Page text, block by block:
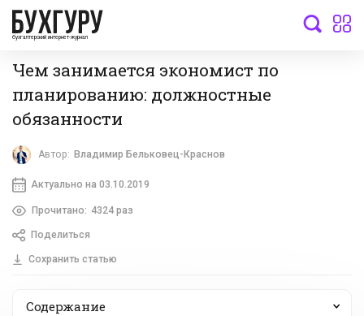
бухгалтерский интернет-журнал
Чем занимается экономист по
планированию: должностные
обязанности
Автор: Владимир Бельковец-Краснов
Актуально на 03.10.2019
Прочитано: 4324 раз
Поделиться
Сохранить статью
Содержание